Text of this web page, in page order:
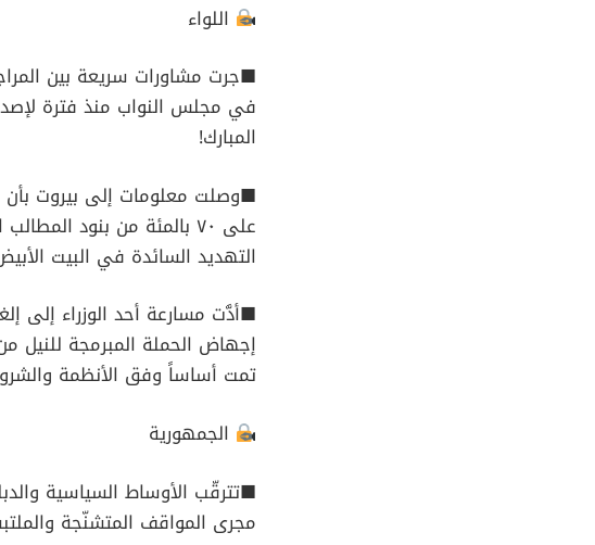
اللواء
■جرت مشاورات سريعة بين
في مجلس النواب منذ فترة
المبارك!
■وصلت معلومات إلى بيروت بأن
على ٧٠ بالمئة من بنود
التهديد السائدة في البيت
■أدَّت مسارعة أحد الوزراء إلى
إجهاض الحملة المبرمجة للنيل
تمت أساساً وفق الأنظمة
الجمهورية
■تترقّب الأوساط السياسية
مجرى المواقف المتشنّجة